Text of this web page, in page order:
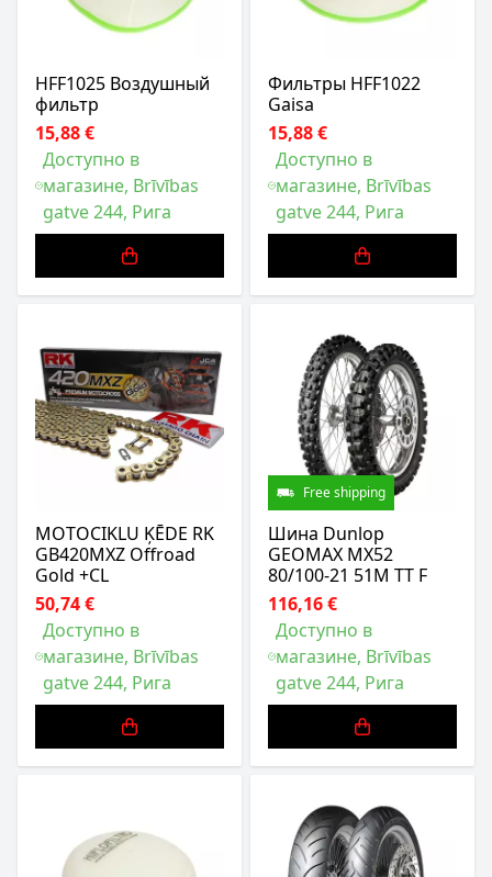
HFF1025 Воздушный
фильтр
15,88 €
Доступно в
магазине, Brīvības
gatve 244, Рига
Фильтры HFF1022
Gaisa
15,88 €
Доступно в
магазине, Brīvības
gatve 244, Рига
MOTOCIKLU ĶĒDE RK
GB420MXZ Offroad
Gold +CL
50,74 €
Доступно в
магазине, Brīvības
gatve 244, Рига
Free shipping
Шина Dunlop
GEOMAX MX52
80/100-21 51M TT F
116,16 €
Доступно в
магазине, Brīvības
gatve 244, Рига